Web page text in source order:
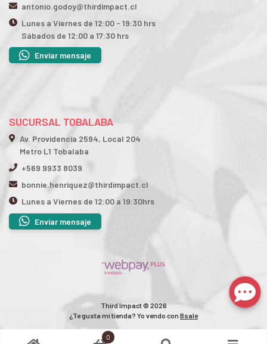
antonio.godoy@thirdimpact.cl
Lunes a Viernes de 12:00 - 19:30 hrs
Sábados de 12:00 a 17:30 hrs
Enviar mensaje
SUCURSAL TOBALABA
Av. Providencia 2594, Local 204
Metro L1 Tobalaba
+569 9933 8039
bonnie.henriquez@thirdimpact.cl
Lunes a Viernes de 12:00 a 19:30hrs
Enviar mensaje
Third Impact © 2026
¿Te gusta mi tienda? Yo vendo con Bsale
0